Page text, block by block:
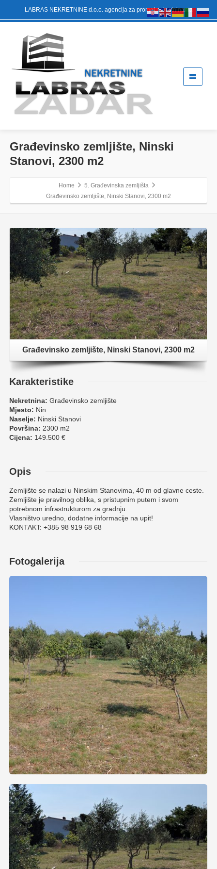
LABRAS NEKRETNINE d.o.o. agencija za promet nekretninama
Građevinsko zemljište, Ninski
Stanovi, 2300 m2
Home
5. Građevinska zemljišta
Građevinsko zemljište, Ninski Stanovi, 2300 m2
Građevinsko zemljište, Ninski Stanovi, 2300 m2
Karakteristike
Nekretnina: Građevinsko zemljište
Mjesto: Nin
Naselje: Ninski Stanovi
Površina: 2300 m2
Cijena: 149.500 €
Opis
Zemljište se nalazi u Ninskim Stanovima, 40 m od glavne ceste.
Zemljište je pravilnog oblika, s pristupnim putem i svom
potrebnom infrastrukturom za gradnju.
Vlasništvo uredno, dodatne informacije na upit!
KONTAKT: +385 98 919 68 68
Fotogalerija